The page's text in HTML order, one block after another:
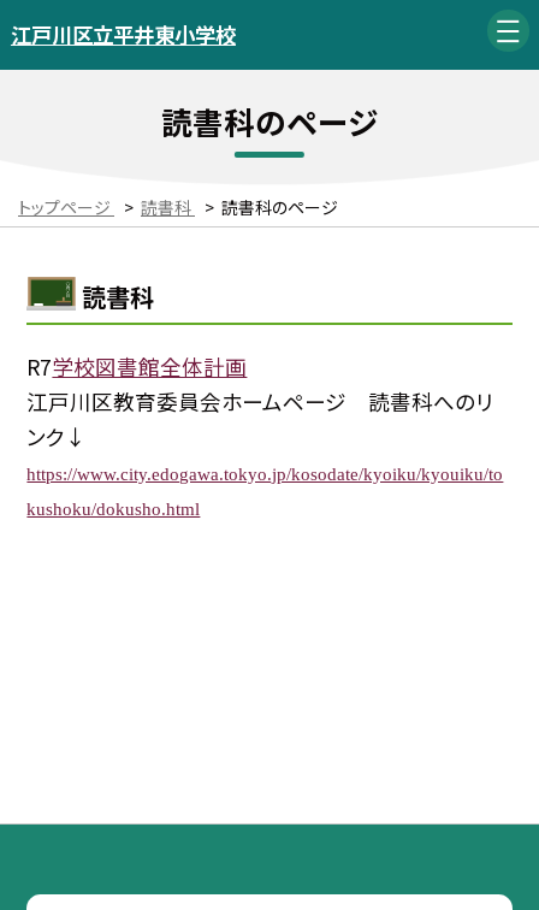
江戸川区立平井東小学校
読書科のページ
トップページ > 読書科 > 読書科のページ
読書科
R7学校図書館全体計画
江戸川区教育委員会ホームページ 読書科へのリ
ンク↓
https://www.city.edogawa.tokyo.jp/kosodate/kyoiku/kyouiku/to
kushoku/dokusho.html